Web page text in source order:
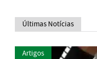
Últimas Notícias
Artigos